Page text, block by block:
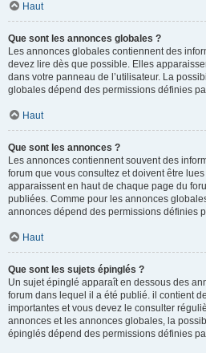
Haut
Que sont les annonces globales ?
Les annonces globales contiennent des
devez lire dès que possible. Elles
dans votre panneau de l’utilisateur. La
globales dépend des permissions définies
Haut
Que sont les annonces ?
Les annonces contiennent souvent des
forum que vous consultez et doivent être
apparaissent en haut de chaque page du
publiées. Comme pour les annonces
annonces dépend des permissions définies
Haut
Que sont les sujets épinglés ?
Un sujet épinglé apparaît en dessous des
forum dans lequel il a été publié. il contient
importantes et vous devez le consulter
annonces et les annonces globales, la
épinglés dépend des permissions définies